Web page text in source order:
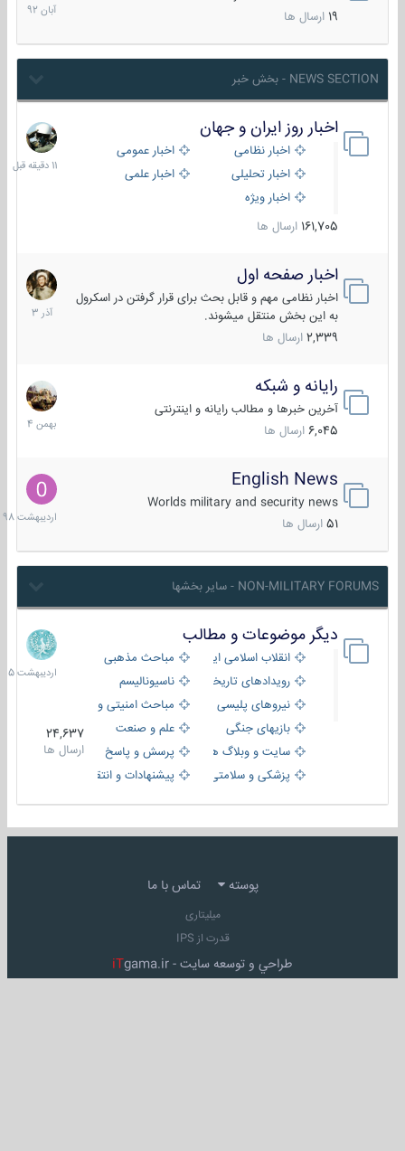
ارسال ها
1392
NEWS SECTION - بخش خبر
اخبار روز ایران و جهان
اخبار نظامی
اخبار عمومی
اخبار تحلیلی
اخبار علمی
اخبار ویژه
161,705 ارسال ها
11
دقیقه
قبل
اخبار صفحه اول
اخبار نظامی مهم و قابل بحث برای قرار گرفتن در اسکرول
به این بخش منتقل میشوند.
2,339 ارسال ها
7
آذر
1403
رایانه و شبکه
آخرین خبرها و مطالب رایانه و اینترنتی
6,045 ارسال ها
30
بهمن
1404
English News
Worlds military and security news
51 ارسال ها
10
1398
NON-MILITARY FORUMS - سایر بخشها
دیگر موضوعات و مطالب
انقلاب اسلامی ایران
مباحث مذهبی
رویدادهای تاریخی و مذهبیناسیونالیسم
نیروهای پلیسی
مباحث امنیتی و اطلاعاتی
بازیهای جنگی
علم و صنعت
سایت و وبلاگ ها
پرسش و پاسخ
پزشکی و سلامتی
پیشنهادات و انتقادات
24,637
ارسال ها
8
1405
پوسته تماس با ما
میلیتاری
قدرت از IPS
طراحي و توسعه سايت - iTgama.ir